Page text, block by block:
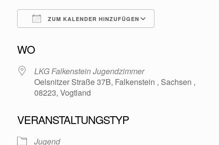
ZUM KALENDER HINZUFÜGEN
WO
LKG Falkenstein Jugendzimmer
Oelsnitzer Straße 37B, Falkenstein , Sachsen ,
08223, Vogtland
VERANSTALTUNGSTYP
Jugend